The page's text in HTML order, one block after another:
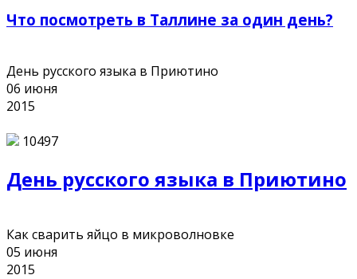
Что посмотреть в Таллине за один день?
День русского языка в Приютино
06 июня
2015
10497
День русского языка в Приютино
Как сварить яйцо в микроволновке
05 июня
2015